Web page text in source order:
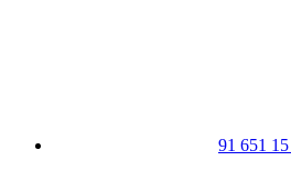
91 651